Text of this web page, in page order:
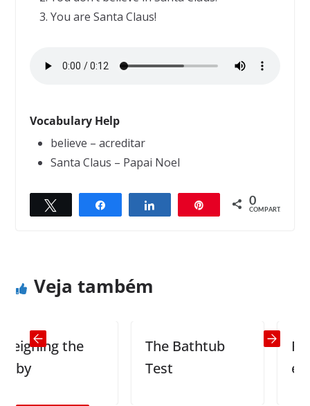
You are Santa Claus!
Vocabulary Help
believe – acreditar
Santa Claus – Papai Noel
Compartilhar Compartilhar 0
COMPART.
← Previous
Next →
Veja também
the
The Bathtub
Test
Flight